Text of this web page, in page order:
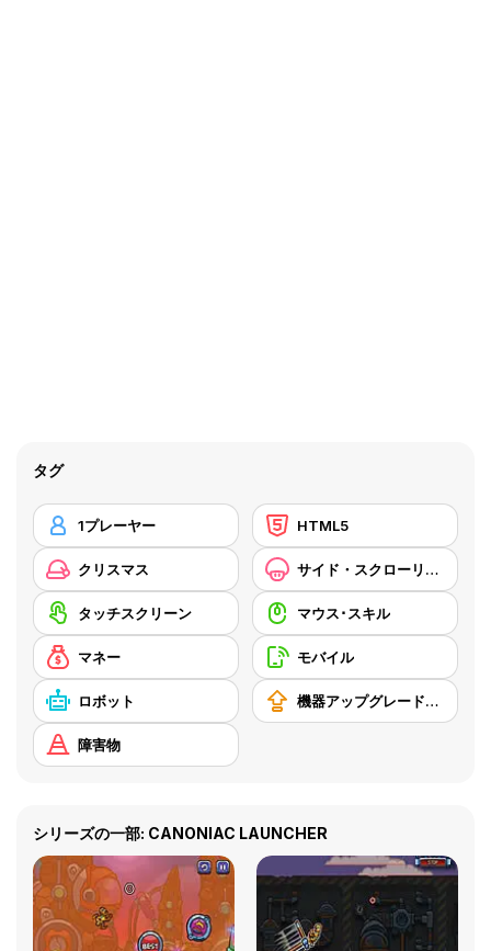
タグ
1プレーヤー HTML5
クリスマス サイド・スクローリング
タッチスクリーン マウス･スキル
マネー モバイル
ロボット 機器アップグレードの購入
障害物
シリーズの一部: CANONIAC LAUNCHER